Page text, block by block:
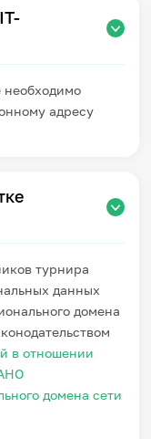
необходимо
адресу
турнира
данных
домена
в отношении
домена сети